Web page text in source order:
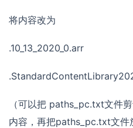
将内容改为
.10_13_2020_0.arr
（可以把 paths_pc.txt文件
内容，再把paths_pc.txt文件